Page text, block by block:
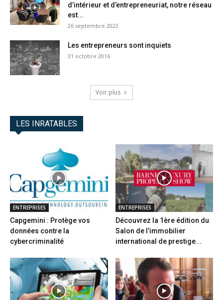
d’intérieur et d’entrepreneuriat, notre réseau
est...
26 septembre 2022
Les entrepreneurs sont inquiets
31 octobre 2016
Voir plus
LES INRATABLES
ENTREPRISES
Capgemini : Protège vos
données contre la
cybercriminalité
ENTREPRISES
Découvrez la 1ère édition du
Salon de l’immobilier
international de prestige...